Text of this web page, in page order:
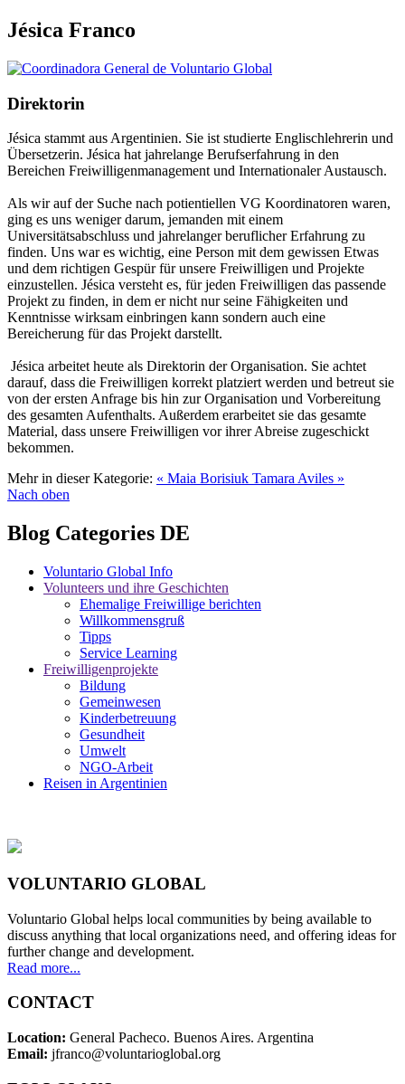
Jésica Franco
Direktorin
Jésica stammt aus Argentinien. Sie ist studierte Englischlehrerin und
Übersetzerin. Jésica hat jahrelange Berufserfahrung in den
Bereichen Freiwilligenmanagement und Internationaler Austausch.
Als wir auf der Suche nach potientiellen VG Koordinatoren waren,
ging es uns weniger darum, jemanden mit einem
Universitätsabschluss und jahrelanger beruflicher Erfahrung zu
finden. Uns war es wichtig, eine Person mit dem gewissen Etwas
und dem richtigen Gespür für unsere Freiwilligen und Projekte
einzustellen. Jésica versteht es, für jeden Freiwilligen das passende
Projekt zu finden, in dem er nicht nur seine Fähigkeiten und
Kenntnisse wirksam einbringen kann sondern auch eine
Bereicherung für das Projekt darstellt.
Jésica arbeitet heute als Direktorin der Organisation. Sie achtet
darauf, dass die Freiwilligen korrekt platziert werden und betreut sie
von der ersten Anfrage bis hin zur Organisation und Vorbereitung
des gesamten Aufenthalts. Außerdem erarbeitet sie das gesamte
Material, dass unsere Freiwilligen vor ihrer Abreise zugeschickt
bekommen.
Mehr in dieser Kategorie: « Maia Borisiuk Tamara Aviles »
Nach oben
Blog Categories DE
Voluntario Global Info
Volunteers und ihre Geschichten
Ehemalige Freiwillige berichten
Willkommensgruß
Tipps
Service Learning
Freiwilligenprojekte
Bildung
Gemeinwesen
Kinderbetreuung
Gesundheit
Umwelt
NGO-Arbeit
Reisen in Argentinien
VOLUNTARIO GLOBAL
Voluntario Global helps local communities by being available to
discuss anything that local organizations need, and offering ideas for
further change and development.
Read more...
CONTACT
Location: General Pacheco. Buenos Aires. Argentina
Email: jfranco@voluntarioglobal.org